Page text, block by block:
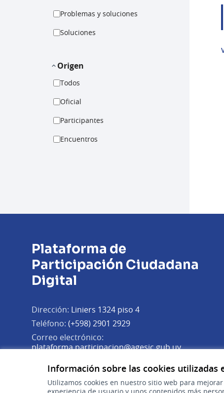
Información sobre las cookies utilizadas
Utilizamos cookies en nuestro sitio web para
Problemas y soluciones
Soluciones
Origen
Todos
Oficial
Participantes
Encuentros
Plataforma de
Participación Ciudadana
Digital
Dirección: Liniers 1324 piso 4
Teléfono: (+598) 2901 2929
Correo electrónico:
plataforma.participacion@agesic.gub.uy(Abrir en
Lunes a viernes de 9:30 a 17:30 hs.